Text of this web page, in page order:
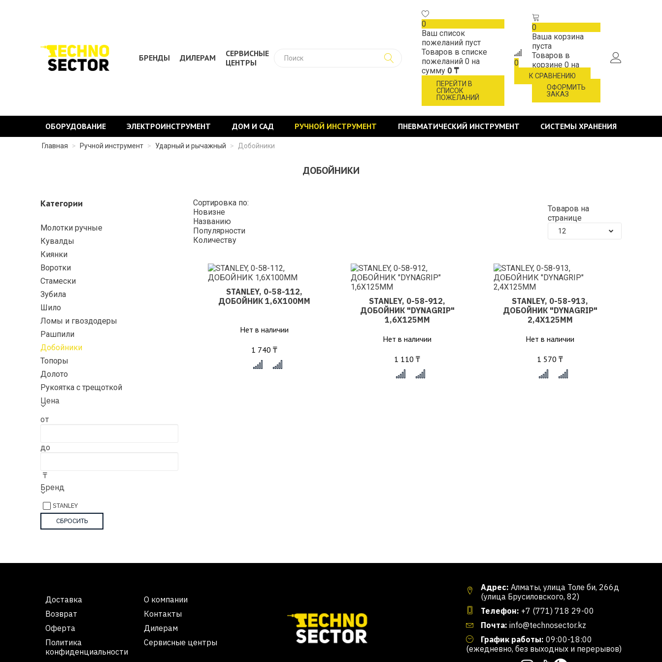
БРЕНДЫ ДИЛЕРАМ
СЕРВИСНЫЕ
ЦЕНТРЫ
0
Ваш список
пожеланий пуст
Товаров в списке
пожеланий 0 на
сумму 0 ₸
ПЕРЕЙТИ В
СПИСОК
ПОЖЕЛАНИЙ
0
К СРАВНЕНИЮ
0
Ваша корзина
пуста
Товаров в
корзине 0 на
сумму0 ₸
ОФОРМИТЬ
ЗАКАЗ
ОБОРУДОВАНИЕ ЭЛЕКТРОИНСТРУМЕНТ ДОМ И САД РУЧНОЙ ИНСТРУМЕНТ ПНЕВМАТИЧЕСКИЙ ИНСТРУМЕНТ СИСТЕМЫ ХРАНЕНИЯ
Главная > Ручной инструмент > Ударный и рычажный > Добойники
ДОБОЙНИКИ
Категории
Молотки ручные
Кувалды
Киянки
Воротки
Стамески
Зубила
Шило
Ломы и гвоздодеры
Рашпили
Добойники
Топоры
Долото
Рукоятка с трещоткой
Цена
от
до
₸
Бренд
STANLEY
Сортировка по:
Новизне
Названию
Популярности
Количеству
Товаров на
странице
12
STANLEY, 0-58-112,
ДОБОЙНИК 1,6Х100ММ
Нет в наличии
1 740 ₸
STANLEY, 0-58-912,
ДОБОЙНИК "DYNAGRIP"
1,6Х125ММ
Нет в наличии
1 110 ₸
STANLEY, 0-58-913,
ДОБОЙНИК "DYNAGRIP"
2,4Х125ММ
Нет в наличии
1 570 ₸
Доставка
О компании
Возврат
Контакты
Оферта
Дилерам
Политика
конфиденциальности
Сервисные центры
Адрес: Алматы, улица Толе би, 266д
(улица Брусиловского, 82)
Телефон: +7 (771) 718 29-00
Почта: info@technosector.kz
График работы: 09:00-18:00
(ежедневно, без выходных и перерывов)